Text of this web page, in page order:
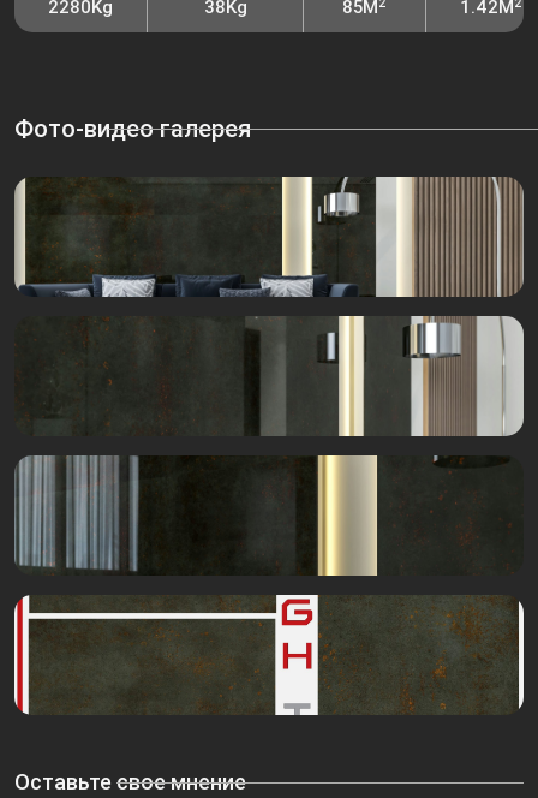
2280Kg 38Kg 85M 1.42M
Фото-видео галерея
Оставьте свое мнение